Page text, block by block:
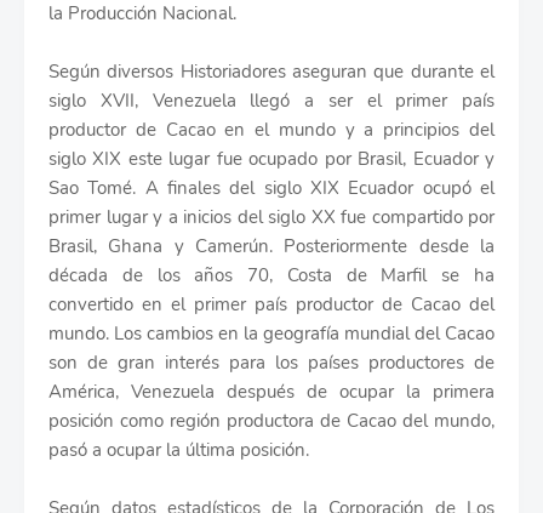
la Producción Nacional.
Según diversos Historiadores aseguran que durante el
siglo XVII, Venezuela llegó a ser el primer país
productor de Cacao en el mundo y a principios del
siglo XIX este lugar fue ocupado por Brasil, Ecuador y
Sao Tomé. A finales del siglo XIX Ecuador ocupó el
primer lugar y a inicios del siglo XX fue compartido por
Brasil, Ghana y Camerún. Posteriormente desde la
década de los años 70, Costa de Marfil se ha
convertido en el primer país productor de Cacao del
mundo. Los cambios en la geografía mundial del Cacao
son de gran interés para los países productores de
América, Venezuela después de ocupar la primera
posición como región productora de Cacao del mundo,
pasó a ocupar la última posición.